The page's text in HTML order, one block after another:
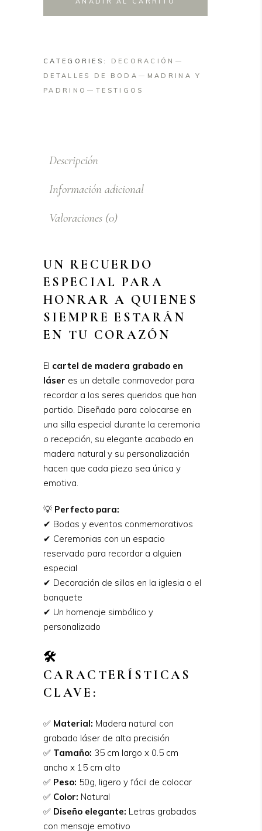
a
Seres
Queridos
CATEGORIES: DECORACIÓN
DETALLES DE BODA
MADRINA Y
PADRINO
TESTIGOS
Descripción
Información adicional
Valoraciones (0)
UN RECUERDO
ESPECIAL PARA
HONRAR A QUIENES
SIEMPRE ESTARÁN
EN TU CORAZÓN
El cartel de madera grabado en
láser es un detalle conmovedor para
recordar a los seres queridos que han
partido. Diseñado para colocarse en
una silla especial durante la ceremonia
o recepción, su elegante acabado en
madera natural y su personalización
hacen que cada pieza sea única y
emotiva.
💡 Perfecto para:
✔ Bodas y eventos conmemorativos
✔ Ceremonias con un espacio
reservado para recordar a alguien
especial
✔ Decoración de sillas en la iglesia o el
banquete
✔ Un homenaje simbólico y
personalizado
🛠️
CARACTERÍSTICAS
CLAVE:
✅ Material: Madera natural con
grabado láser de alta precisión
✅ Tamaño: 35 cm largo x 0.5 cm
ancho x 15 cm alto
✅ Peso: 50g, ligero y fácil de colocar
✅ Color: Natural
✅ Diseño elegante: Letras grabadas
con mensaje emotivo